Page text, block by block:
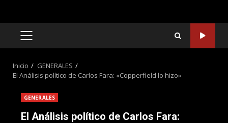
MENÚ
Inicio
GENERALES
El Análisis político de Carlos Fara: «Copperfield lo hizo»
GENERALES
El Análisis político de Carlos Fara: